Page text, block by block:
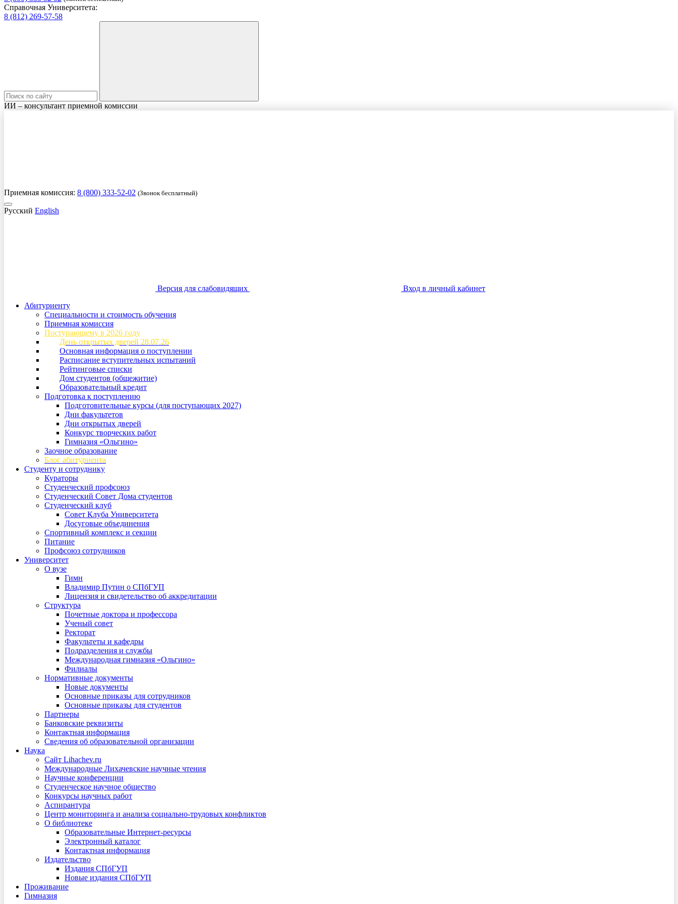
Справочная Университета:
8 (812) 269-57-58
ИИ – консультант приемной комиссии
Приемная комиссия: 8 (800) 333-52-02 (Звонок бесплатный)
Русский English
Версия для слабовидящих
Вход в личный кабинет
Абитуриенту
Специальности и стоимость обучения
Приемная комиссия
Поступающему в 2026 году
День открытых дверей 28.07.26
Основная информация о поступлении
Расписание вступительных испытаний
Рейтинговые списки
Дом студентов (общежитие)
Образовательный кредит
Подготовка к поступлению
Подготовительные курсы (для поступающих 2027)
Дни факультетов
Дни открытых дверей
Конкурс творческих работ
Гимназия «Ольгино»
Заочное образование
Блог абитуриента
Студенту и сотруднику
Кураторы
Студенческий профсоюз
Студенческий Совет Дома студентов
Студенческий клуб
Совет Клуба Университета
Досуговые объединения
Спортивный комплекс и секции
Питание
Профсоюз сотрудников
Университет
О вузе
Гимн
Владимир Путин о СПбГУП
Лицензия и свидетельство об аккредитации
Структура
Почетные доктора и профессора
Ученый совет
Ректорат
Факультеты и кафедры
Подразделения и службы
Международная гимназия «Ольгино»
Филиалы
Нормативные документы
Новые документы
Основные приказы для сотрудников
Основные приказы для студентов
Партнеры
Банковские реквизиты
Контактная информация
Сведения об образовательной организации
Наука
Сайт Lihachev.ru
Международные Лихачевские научные чтения
Научные конференции
Студенческое научное общество
Конкурсы научных работ
Аспирантура
Центр мониторинга и анализа социально-трудовых конфликтов
О библиотеке
Образовательные Интернет-ресурсы
Электронный каталог
Контактная информация
Издательство
Издания СПбГУП
Новые издания СПбГУП
Проживание
Гимназия